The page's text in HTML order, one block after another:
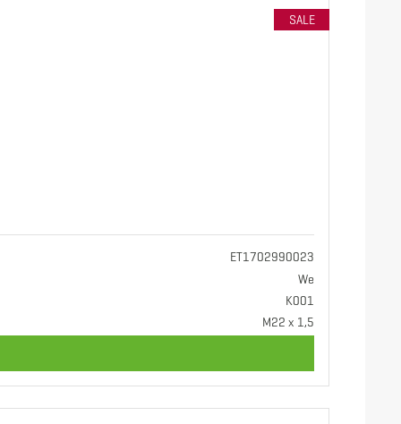
SALE
ET1702990023
We
K001
M22 x 1,5